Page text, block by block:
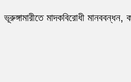
ভূরুঙ্গামারীতে মাদকবিরোধী মানববন্ধন,